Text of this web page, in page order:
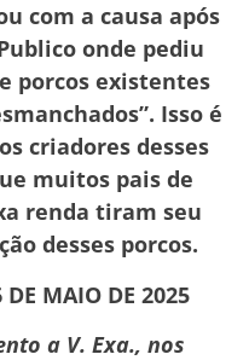
com a causa após
onde pediu
porcos existentes
Isso é
criadores desses
muitos pais de
renda tiram seu
desses porcos.
MAIO DE 2025
a V. Exa., nos